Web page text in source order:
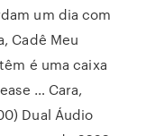
um dia com
Cadê Meu
é uma caixa
… Cara,
Dual Áudio